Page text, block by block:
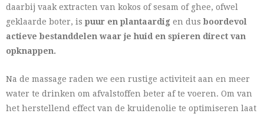
daarbij vaak extracten van kokos of sesam of ghee, ofwel
geklaarde boter, is puur en plantaardig en dus boordevol
actieve bestanddelen waar je huid en spieren direct van
opknappen.
Na de massage raden we een rustige activiteit aan en meer
water te drinken om afvalstoffen beter af te voeren. Om van
het herstellend effect van de kruidenolie te optimiseren laat